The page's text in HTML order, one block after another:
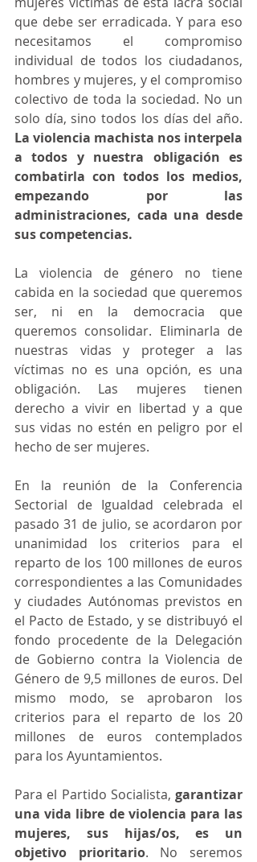
que debe ser erradicada. Y para eso
necesitamos el compromiso
individual de todos los ciudadanos,
hombres y mujeres, y el compromiso
colectivo de toda la sociedad. No un
solo día, sino todos los días del año.
La violencia machista nos interpela
a todos y nuestra obligación es
combatirla con todos los medios,
empezando por las
administraciones, cada una desde
sus competencias.
La violencia de género no tiene
cabida en la sociedad que queremos
ser, ni en la democracia que
queremos consolidar. Eliminarla de
nuestras vidas y proteger a las
víctimas no es una opción, es una
obligación. Las mujeres tienen
derecho a vivir en libertad y a que
sus vidas no estén en peligro por el
hecho de ser mujeres.
En la reunión de la Conferencia
Sectorial de Igualdad celebrada el
pasado 31 de julio, se acordaron por
unanimidad los criterios para el
reparto de los 100 millones de euros
correspondientes a las Comunidades
y ciudades Autónomas previstos en
el Pacto de Estado, y se distribuyó el
fondo procedente de la Delegación
de Gobierno contra la Violencia de
Género de 9,5 millones de euros. Del
mismo modo, se aprobaron los
criterios para el reparto de los 20
millones de euros contemplados
para los Ayuntamientos.
Para el Partido Socialista, garantizar
una vida libre de violencia para las
mujeres, sus hijas/os, es un
objetivo prioritario. No seremos